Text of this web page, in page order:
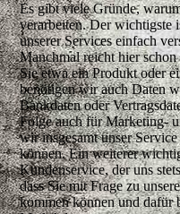
Es gibt viele Gründe,
verarbeiten. Der wichtigste
unserer Services einfach
Manchmal reicht hier
Sie etwa ein Produkt oder
benötigen wir auch Daten
Bankdaten oder
Folge auch für Marketing-
wir insgesamt unser
können. Ein weiterer
Kundenservice, der uns
dass Sie mit Frage zu
kommen können und dafür